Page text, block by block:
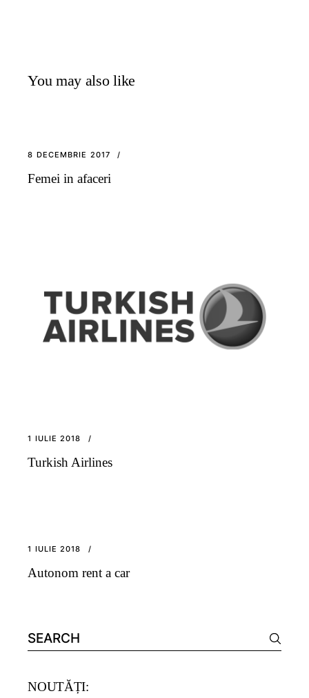
You may also like
8 DECEMBRIE 2017
Femei in afaceri
1 IULIE 2018
Turkish Airlines
1 IULIE 2018
Autonom rent a car
Search
for:
NOUTĂȚI: